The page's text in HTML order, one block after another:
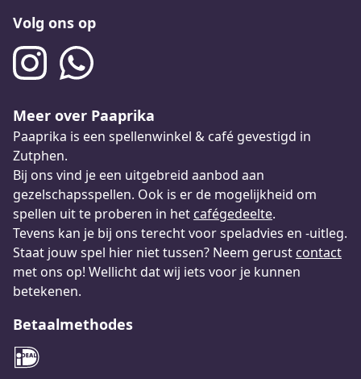
Volg ons op
Meer over Paaprika
Paaprika is een spellenwinkel & café gevestigd in
Zutphen.
Bij ons vind je een uitgebreid aanbod aan
gezelschapsspellen. Ook is er de mogelijkheid om
spellen uit te proberen in het cafégedeelte.
Tevens kan je bij ons terecht voor speladvies en -uitleg.
Staat jouw spel hier niet tussen? Neem gerust contact
met ons op! Wellicht dat wij iets voor je kunnen
betekenen.
Betaalmethodes